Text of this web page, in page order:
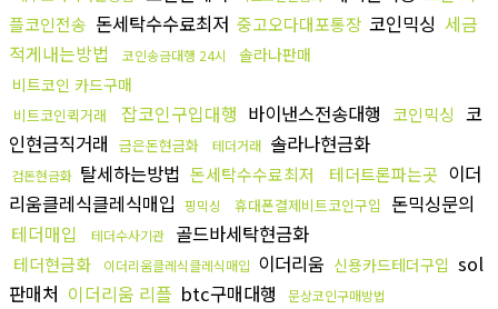
플코인전송 돈세탁수수료최저 중고오다대포통장 코인믹싱 세금
적게내는방법
코인송금대행 24시
솔라나판매
비트코인 카드구매
비트코인퀵거래 잡코인구입대행 바이낸스전송대행 코인믹싱 코
인현금직거래 금은돈현금화 테더거래 솔라나현금화
검돈현금화 탈세하는방법 돈세탁수수료최저 테더트론파는곳 이더
리움클레식클레식매입 핑믹싱 휴대폰결제비트코인구입
돈믹싱문의
테더매입
테더수사기관 골드바세탁현금화
테더현금화 이더리움클레식클레식매입 이더리움 신용카드테더구입 sol
판매처 이더리움 리플 btc구매대행 문상코인구매방법